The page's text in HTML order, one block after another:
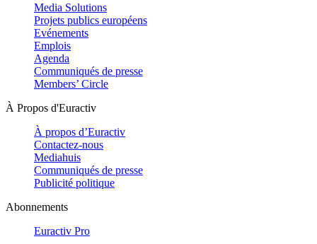
Media Solutions
Projets publics européens
Evénements
Emplois
Agenda
Communiqués de presse
Members’ Circle
À Propos d'Euractiv
À propos d’Euractiv
Contactez-nous
Mediahuis
Communiqués de presse
Publicité politique
Abonnements
Euractiv Pro